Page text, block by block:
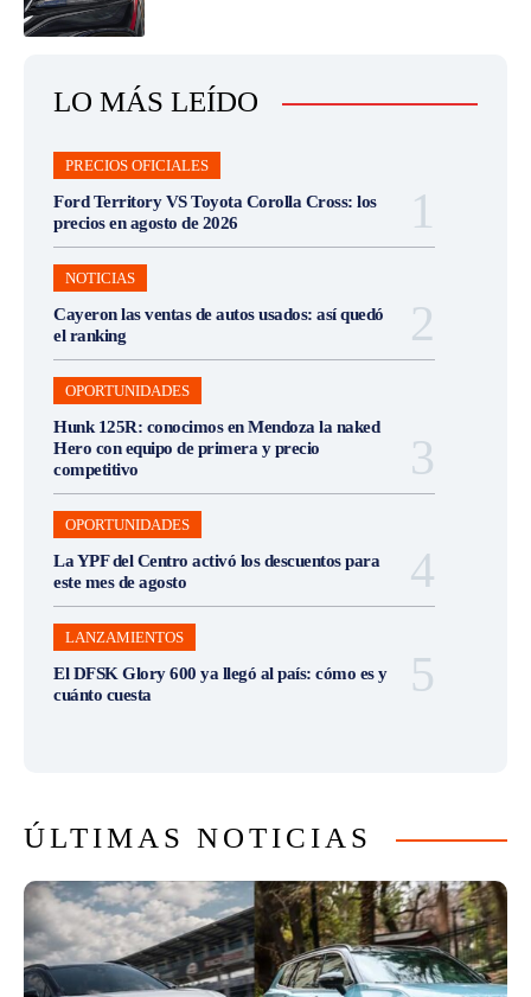
LO MÁS LEÍDO
PRECIOS OFICIALES
Ford Territory VS Toyota Corolla Cross: los
precios en agosto de 2026
NOTICIAS
Cayeron las ventas de autos usados: así quedó
el ranking
OPORTUNIDADES
Hunk 125R: conocimos en Mendoza la naked
Hero con equipo de primera y precio
competitivo
OPORTUNIDADES
La YPF del Centro activó los descuentos para
este mes de agosto
LANZAMIENTOS
El DFSK Glory 600 ya llegó al país: cómo es y
cuánto cuesta
ÚLTIMAS NOTICIAS